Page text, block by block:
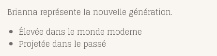
Brianna représente la nouvelle génération.
Élevée dans le monde moderne
Projetée dans le passé